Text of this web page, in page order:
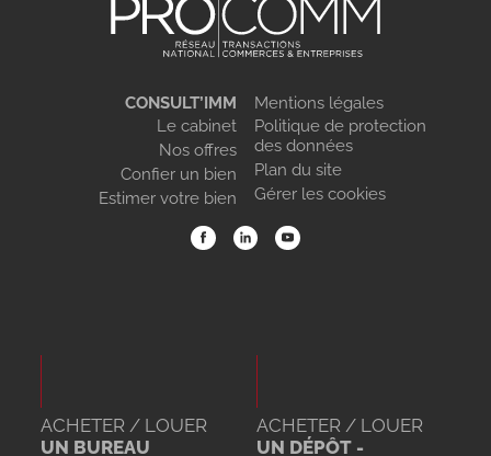
CONSULT’IMM
Le cabinet
Nos offres
Confier un bien
Estimer votre bien
Mentions légales
Politique de protection
des données
Plan du site
Gérer les cookies
ACHETER / LOUER
UN BUREAU
ACHETER / LOUER
UN DÉPÔT -